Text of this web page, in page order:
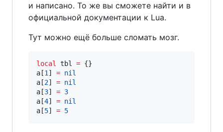
и написано. То же вы сможете найти и в
официальной документации к Lua.
Тут можно ещё больше сломать мозг.
local tbl =
a [1 ] = nil
a [2] = nil
a [3] = 3
a [4] = nil
a [5] = 5